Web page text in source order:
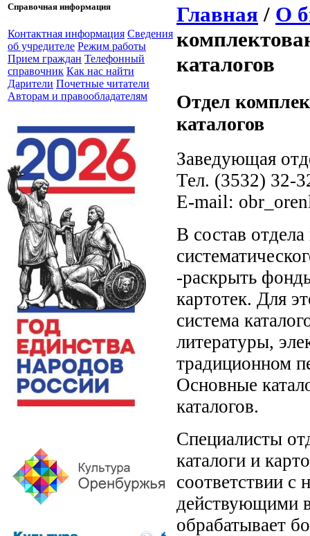
Справочная информация
Контактная информация Сведения
об учредителе Режим работы
Прием граждан Телефонный
справочник Как нас найти
Дарители Почетные читатели
Авторам и правообладателям
Главная / О
каталогов
Отдел
каталогов
Заведующая
Тел. (3532) 32-
E-mail:
В состав
-раскрыть
картотек. Для
система
литературы,
традиционном
Основные
каталогов.
Специалисты
каталоги и
соответствии с
действующими
обрабатывает